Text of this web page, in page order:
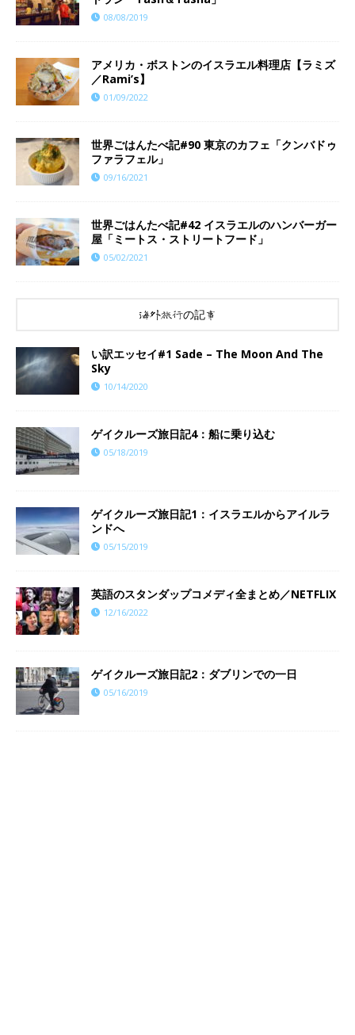
08/08/2019
アメリカ・ボストンのイスラエル料理店【ラミズ
／Rami’s】
01/09/2022
世界ごはんたべ記#90 東京のカフェ「クンバドゥ
ファラフェル」
09/16/2021
世界ごはんたべ記#42 イスラエルのハンバーガー
屋「ミートス・ストリートフード」
05/02/2021
海外旅行の記事
い訳エッセイ#1 Sade – The Moon And The
Sky
10/14/2020
ゲイクルーズ旅日記4：船に乗り込む
05/18/2019
ゲイクルーズ旅日記1：イスラエルからアイルラ
ンドへ
05/15/2019
英語のスタンダップコメディ全まとめ／NETFLIX
12/16/2022
ゲイクルーズ旅日記2：ダブリンでの一日
05/16/2019